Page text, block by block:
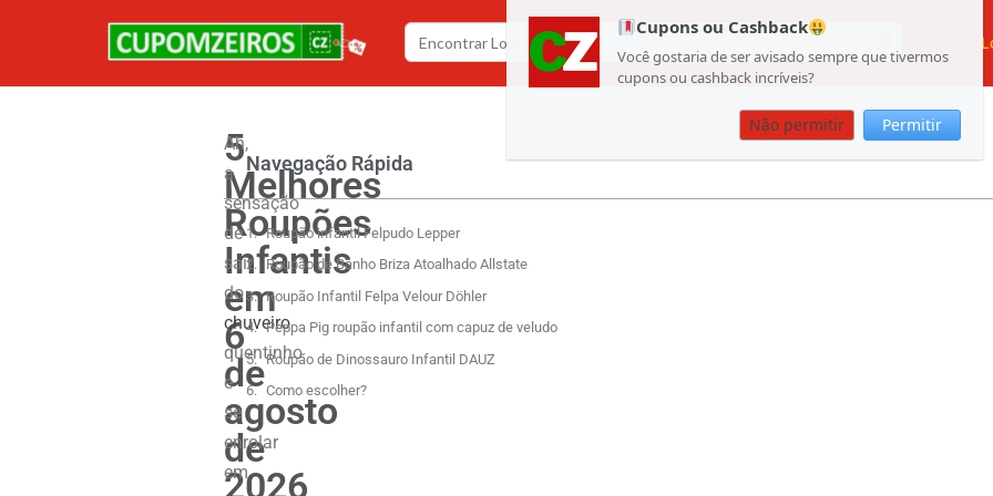
Cupons ou Cashback
Você gostaria de ser avisado sempre que tivermos
cupons ou cashback incríveis?
Não permitir Permitir
5
Melhores
Roupões
Infantis
em
6
de
agosto
de
2026
Ah,
a
sensação
de
sair
do
chuveiro
quentinho
e
se
enrolar
em
Navegação Rápida
Roupão infantil Felpudo Lepper
Roupão de Banho Briza Atoalhado Allstate
Roupão Infantil Felpa Velour Döhler
Peppa Pig roupão infantil com capuz de veludo
Roupão de Dinossauro Infantil DAUZ
Como escolher?